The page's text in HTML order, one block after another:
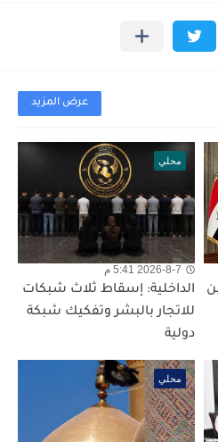
عرض المزيد
محلي
2026-8-7 5:41 م
الداخلية: إسقاط ثلاث شبكات
للاتجار بالبشر وتفكيك شبكة
دولية
محلي